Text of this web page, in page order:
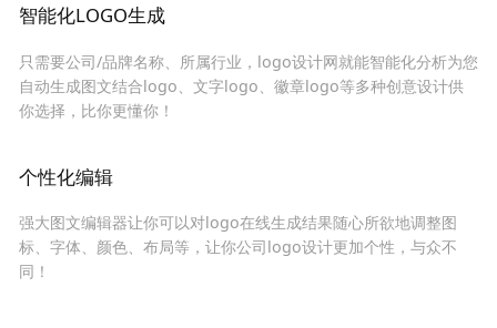
智能化LOGO生成
只需要公司/品牌名称、所属行业，logo设计网就能智能化分析为您
自动生成图文结合logo、文字logo、徽章logo等多种创意设计供
你选择，比你更懂你！
个性化编辑
强大图文编辑器让你可以对logo在线生成结果随心所欲地调整图
标、字体、颜色、布局等，让你公司logo设计更加个性，与众不
同！